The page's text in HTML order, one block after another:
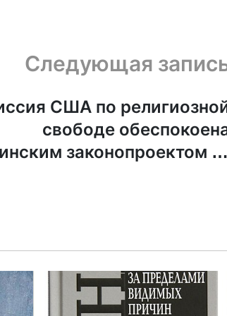
Следующая
США по
свободе
законопроектом №